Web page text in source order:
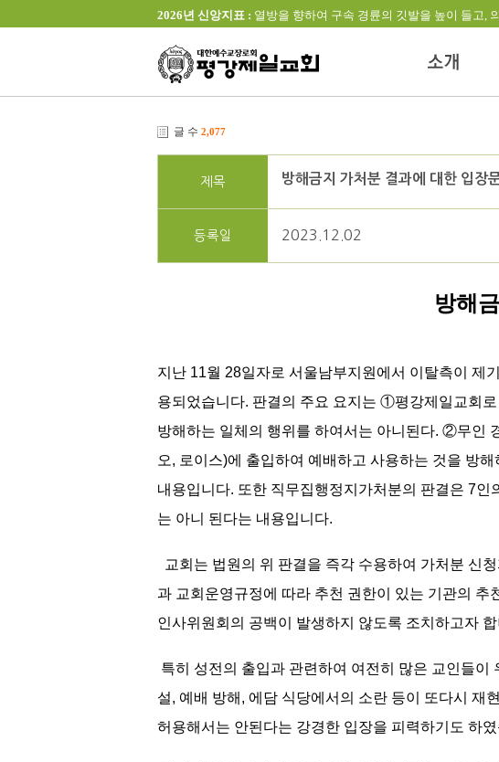
2026년 신앙지표 : 열방을 향하여 구속 경륜의 깃발을 높이 들고,
글 수 2,077
제목 방해금지 가처분 결과에 대한 입장
등록일 2023.12.02
방해
지난 11월 28일자로 서울남부지원에서 이탈측이 제
용되었습니다. 판결의 주요 요지는 ①평강제일교회
방해하는 일체의 행위를 하여서는 아니된다. ②무인
오, 로이스)에 출입하여 예배하고 사용하는 것을 방
내용입니다. 또한 직무집행정지가처분의 판결은 7
는 아니 된다는 내용입니다.
교회는 법원의 위 판결을 즉각 수용하여 가처분 신
과 교회운영규정에 따라 추천 권한이 있는 기관의 추
인사위원회의 공백이 발생하지 않도록 조치하고자
특히 성전의 출입과 관련하여 여전히 많은 교인들
설, 예배 방해, 에담 식당에서의 소란 등이 또다시 재
허용해서는 안된다는 강경한 입장을 피력하기도 하